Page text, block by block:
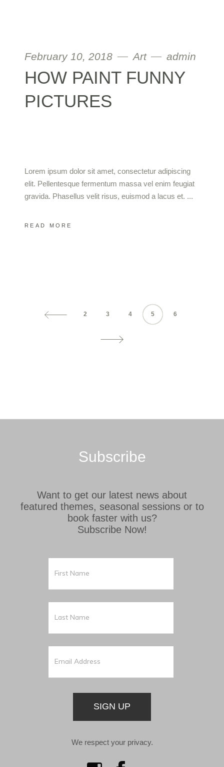
February 10, 2018 Art admin
HOW PAINT FUNNY
PICTURES
Lorem ipsum dolor sit amet, consectetur adipiscing
elit. Pellentesque fermentum massa vel enim feugiat
gravida. Phasellus velit risus, euismod a lacus et.
READ MORE
2 3 4 5 6
Subscribe
Want to get our latest news about
featured themes, seasonal sessions or to
book faster with us?
Subscribe Now!
SIGN UP
We respect your privacy.